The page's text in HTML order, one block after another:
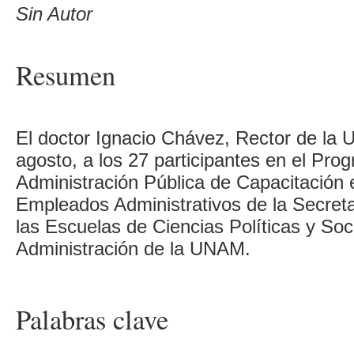
Sin Autor
Resumen
El doctor Ignacio Chávez, Rector de la
agosto, a los 27 participantes en el
Administración Pública de
Empleados Administrativos de la
las Escuelas de Ciencias Políticas y
Administración de la UNAM.
Palabras clave